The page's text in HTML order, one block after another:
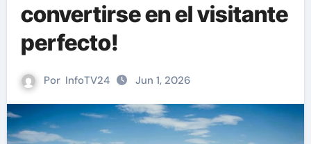
convertirse en el visitante
perfecto!
Por InfoTV24 Jun 1, 2026